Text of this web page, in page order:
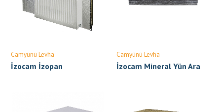
Camyünü Levha
İzocam İzopan
Camyünü Levha
İzocam Mineral Yün Ara